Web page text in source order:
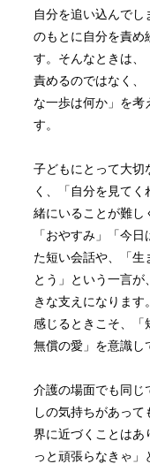
自分を追い込んでし
のもとに自分を責め
す。そんなときは、
責めるのではなく、
な一歩は何か」を考
す。
子どもにとって大切
く、「自分を見て
緒にいることが難し
「おやすみ」「今
た短い会話や、「生
とう」という一言
きな支えになります
感じるときこそ、「
無償の愛」を意識し
介護の場面でも同じ
しの気持ちがあっ
界に近づくことはあ
っと頑張らなきゃ